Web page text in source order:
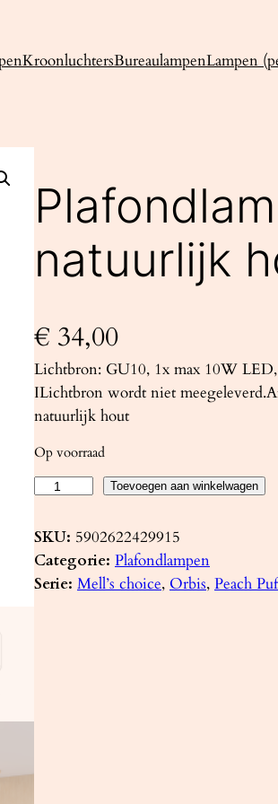
KroonluchtersBureaulampenLampen
natuurlijk
€ 34,00
Lichtbron: GU10, 1x max 10W
ILichtbron wordt niet
natuurlijk hout
Op voorraad
a
f
o
p
Toevoegen aan winkelwagen
SKU: 5902622429915
Categorie: Plafondlampen
Serie: Mell’s choice, Orbis, Peach